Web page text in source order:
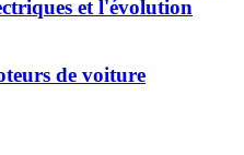
et l'évolution
de voiture